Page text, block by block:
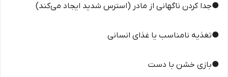
●جدا کردن ناگهانی از مادر (استرس شدید ایجاد می‌کند)
●تغذیه نامناسب یا غذای انسانی
●بازی خشن با دست